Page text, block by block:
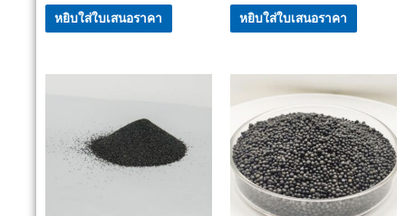
หยิบใส่ใบเสนอราคา หยิบใส่ใบเสนอราคา